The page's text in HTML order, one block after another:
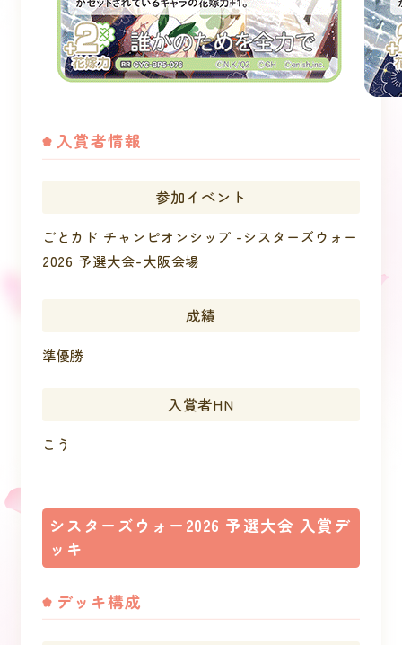
入賞者情報
参加イベント
ごとカド チャンピオンシップ -シスターズウォー
2026 予選大会-大阪会場
成績
準優勝
入賞者HN
こう
シスターズウォー2026 予選大会 入賞デ
ッキ
デッキ構成